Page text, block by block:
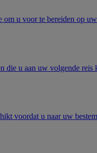
om u voor te bereiden op
die u aan uw volgende reis
voordat u naar uw